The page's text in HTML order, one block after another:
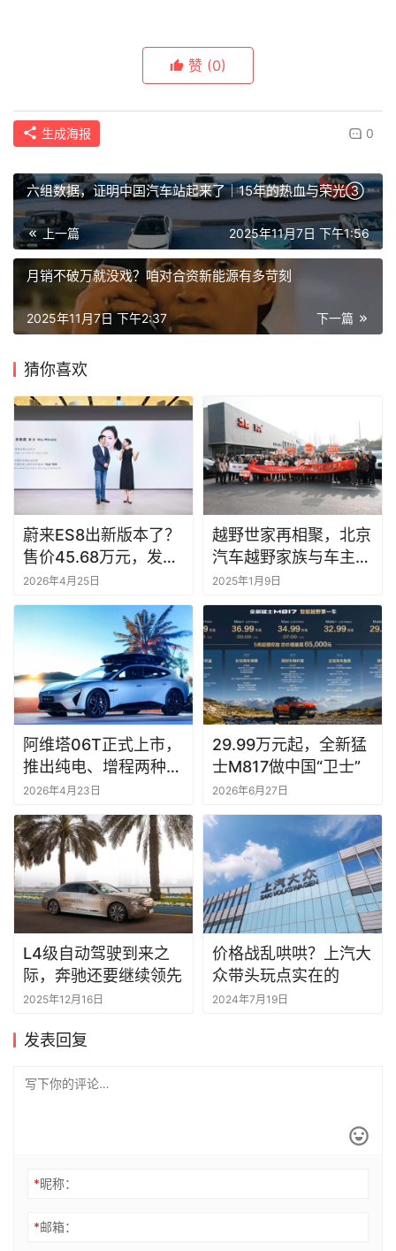
赞 (0)
生成海报 0
六组数据，证明中国汽车站起来了｜15年的热血与荣光③
上一篇 2025年11月7日 下午1:56
月销不破万就没戏？咱对合资新能源有多苛刻
下一篇
2025年11月7日 下午2:37
猜你喜欢
蔚来ES8出新版本了？
售价45.68万元，发布
即上市
2026年4月25日
越野世家再相聚，北京
汽车越野家族与车主家
宴共赴越野盛宴
2025年1月9日
阿维塔06T正式上市，
推出纯电、增程两种动
力共五款车型，限时权
益后到手价21.59万
元-27.59万元
2026年4月23日
29.99万元起，全新猛
士M817做中国“卫士”
2026年6月27日
L4级自动驾驶到来之
际，奔驰还要继续领先
2025年12月16日
价格战乱哄哄？上汽大
众带头玩点实在的
2024年7月19日
发表回复
*昵称：
*邮箱：